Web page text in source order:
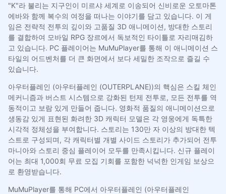
"K"라 불리는 지구인이 미르샤 세계로 이송되어 신비로운 오토마톤
에바와 함께 복수의 여정을 떠나는 이야기를 담고 있습니다. 이 게
임은 전략적 전투의 깊이와 고품질 3D 애니메이션, 방대한 스토리
를 결합하여 모바일 RPG 장르에서 독보적인 타이틀로 자리매김하
고 있습니다. PC 플레이어는 MuMuPlayer를 통해 이 애니메이션 스
타일의 어드벤처를 더 큰 화면에서 보다 세밀한 조작으로 즐길 수
있습니다.
아우터플레인 (아우터플레인 (OUTERPLANE))의 핵심은 스킬 체인
메커니즘과 버스트 시스템으로 강화된 턴제 전투로, 모든 전투를 역
동적이고 보람 있게 만들어 줍니다. 영화적 품질의 애니메이션으로
생동감 있게 표현된 화려한 3D 캐릭터 모델은 각 영웅에게 독특한
시각적 정체성을 부여합니다. 스토리는 130만 자 이상의 방대한 텍
스트로 구성되며, 각 캐릭터별 개별 사이드 스토리가 추가되어 전투
마니아와 스토리 중심 플레이어 모두를 만족시킵니다. 신규 플레이
어는 최대 1,000회 무료 모집 기회를 포함한 넉넉한 인게임 보상으
로 환영받습니다.
MuMuPlayer를 통해 PC에서 아우터플레인 (아우터플레인